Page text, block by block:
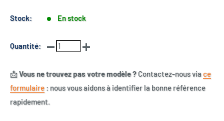
Stock: En stock
Quantité:
📩Vous ne trouvez pas votre modèle ?Contactez-nous viace
formulaire : nous vous aidons à identifier la bonne référence
rapidement.